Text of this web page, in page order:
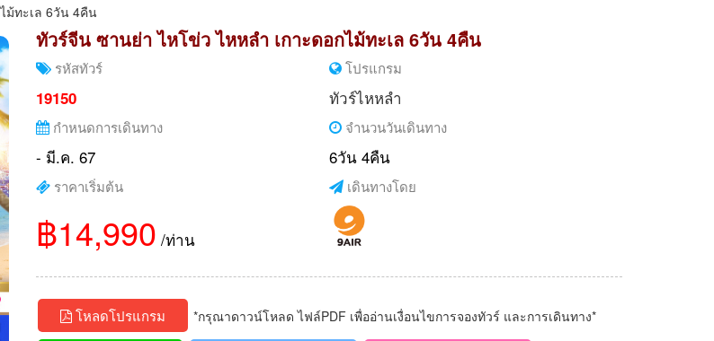
ม้ทะเล 6วัน 4คืน
ทัวร์จีน ซานย่า ไหโข่ว ไหหลำ เกาะดอกไม้ทะเล 6วัน 4คืน
รหัสทัวร์
19150
โปรแกรม
ทัวร์ไหหลำ
กำหนดการเดินทาง
- มี.ค. 67
จำนวนวันเดินทาง
6วัน 4คืน
ราคาเริ่มต้น
฿14,990 /ท่าน
เดินทางโดย
โหลดโปรแกรม *กรุณาดาวน์โหลด ไฟล์PDF เพื่ออ่านเงื่อนไขการจองทัวร์ และการเดินทาง*